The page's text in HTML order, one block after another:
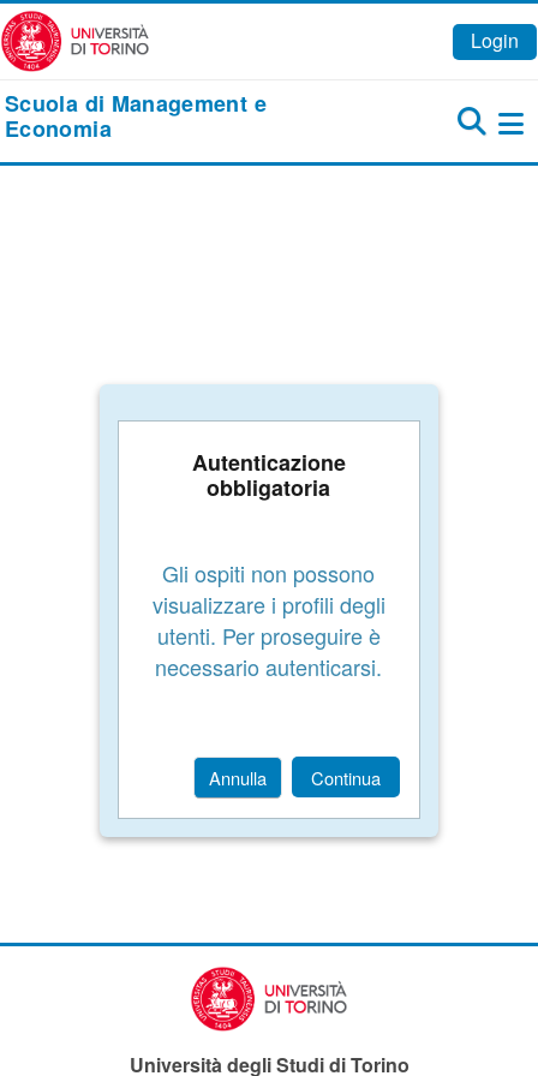
Vai al contenuto principale
Login
Scuola di Management e
Economia
Autenticazione
obbligatoria
Gli ospiti non possono
visualizzare i profili degli
utenti. Per proseguire è
necessario autenticarsi.
Annulla Continua
Università degli Studi di Torino